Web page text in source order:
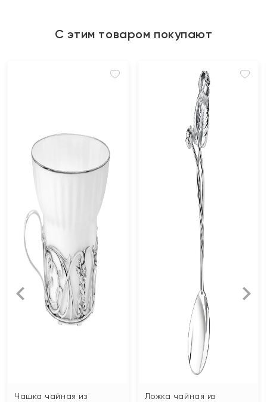
С этим товаром покупают
Чашка чайная из
Ложка чайная из